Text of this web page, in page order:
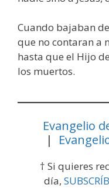
Cuando bajaban
que no contaran a
hasta que el Hijo
los muertos.
Evangelio
|
† Si quieres
día,